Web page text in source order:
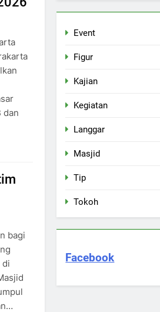
dan
bagi
di
Event
Figur
Kajian
Kegiatan
Langgar
Masjid
Tip
Tokoh
Facebook